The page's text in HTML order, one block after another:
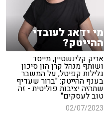
מי ידאג לעובדי
ההייטק?
אריק קלינשטיין, מייסד
ושותף מנהל קרן הון סיכון
גלילות קפיטל, על המשבר
בענף ההייטק: "ברור שעדיף
שתהיה יציבות פוליטית - זה
טוב לעסקים"
02/07/2023